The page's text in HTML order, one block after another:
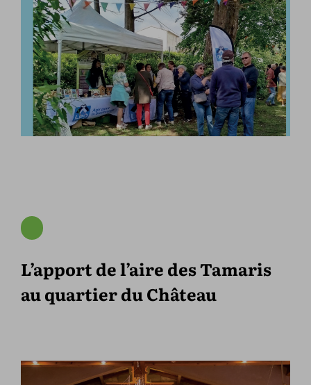
L’apport de l’aire des Tamaris
au quartier du Château